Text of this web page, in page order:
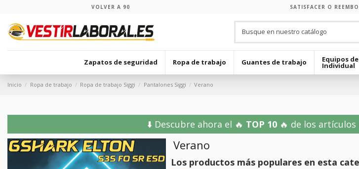
VOLVER A 90 SATISFACER O
Zapatos de seguridad Ropa de trabajo Guantes de trabajo Equipos
Individual
Inicio Ropa de trabajo Ropa de trabajo Siggi Pantalones Siggi Verano
⬇️ Descubre ahora el 🔥 TOP 10🔥 de los artículos
Verano
Los productos más populares en esta